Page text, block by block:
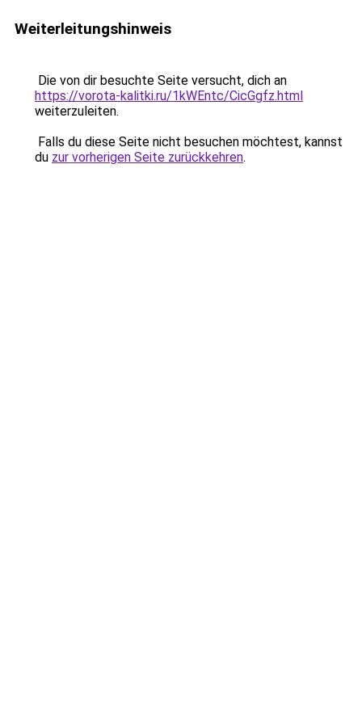
Weiterleitungshinweis
Die von dir besuchte Seite versucht, dich an
https://vorota-kalitki.ru/1kWEntc/CicGgfz.html
weiterzuleiten.
Falls du diese Seite nicht besuchen möchtest, kannst
du zur vorherigen Seite zurückkehren.